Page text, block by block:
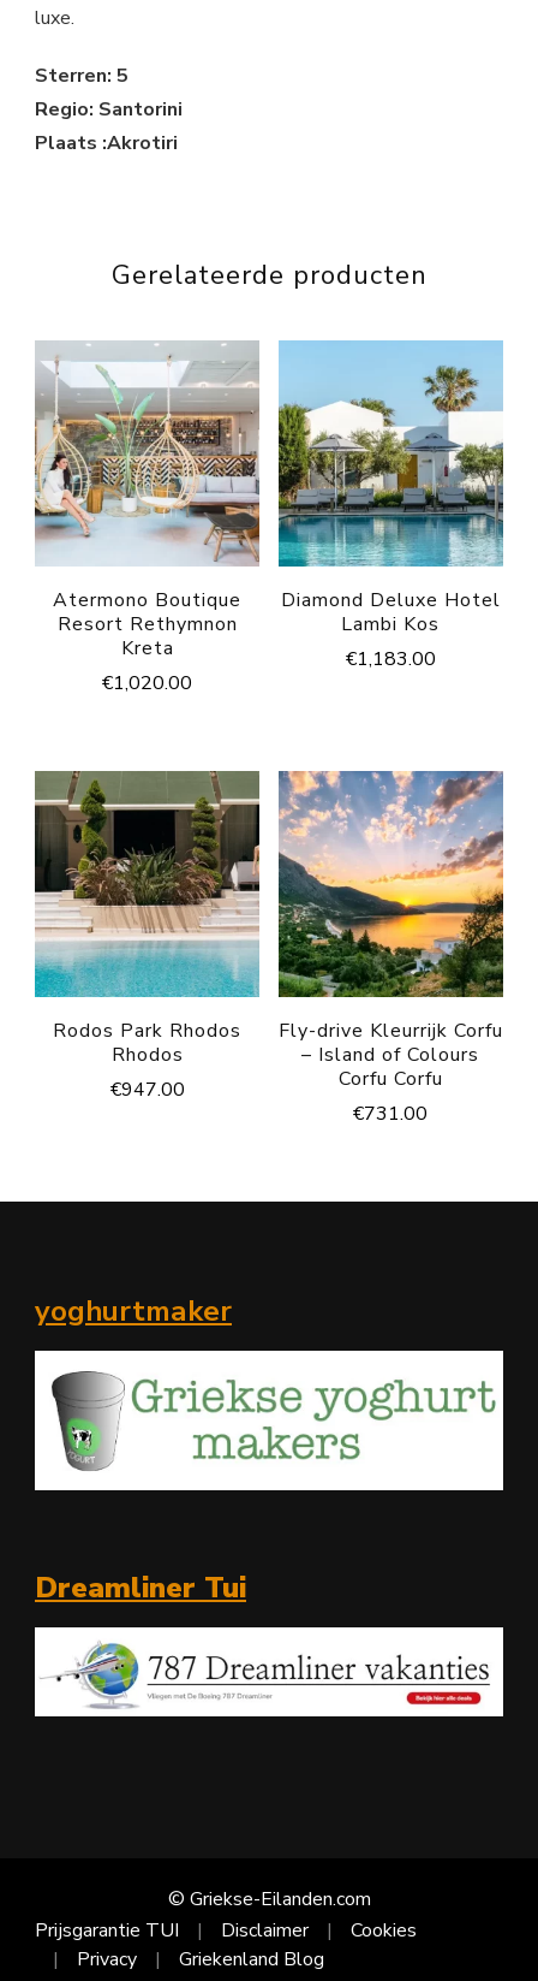
luxe.
Sterren: 5
Regio: Santorini
Plaats :Akrotiri
Gerelateerde producten
Atermono Boutique
Resort Rethymnon
Kreta
€1,020.00
Diamond Deluxe Hotel
Lambi Kos
€1,183.00
Rodos Park Rhodos
Rhodos
€947.00
Fly-drive Kleurrijk Corfu
– Island of Colours
Corfu Corfu
€731.00
yoghurtmaker
Dreamliner Tui
© Griekse-Eilanden.com
Prijsgarantie TUI
Disclaimer
Cookies
Privacy
Griekenland Blog